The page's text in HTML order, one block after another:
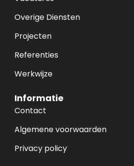
Overige Diensten
Projecten
Referenties
Werkwijze
Informatie
Contact
Algemene voorwaarden
Privacy policy